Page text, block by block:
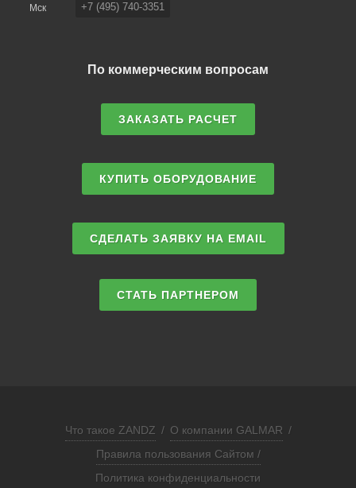
Мск
+7 (495) 740-3351
По коммерческим вопросам
ЗАКАЗАТЬ РАСЧЕТ
КУПИТЬ ОБОРУДОВАНИЕ
СДЕЛАТЬ ЗАЯВКУ НА EMAIL
СТАТЬ ПАРТНЕРОМ
Что такое ZANDZ / О компании GALMAR /
Правила пользования Сайтом /
Политика конфиденциальности